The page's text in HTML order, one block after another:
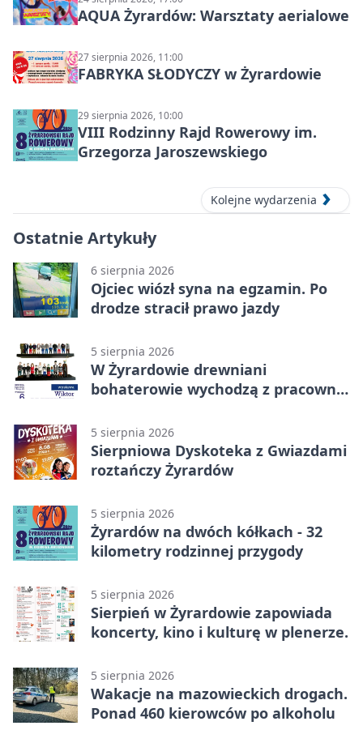
AQUA Żyrardów: Warsztaty aerialowe
27 sierpnia 2026, 11:00
FABRYKA SŁODYCZY w Żyrardowie
29 sierpnia 2026, 10:00
VIII Rodzinny Rajd Rowerowy im.
Grzegorza Jaroszewskiego
Kolejne wydarzenia
Ostatnie Artykuły
6 sierpnia 2026
Ojciec wiózł syna na egzamin. Po
drodze stracił prawo jazdy
5 sierpnia 2026
W Żyrardowie drewniani
bohaterowie wychodzą z pracowni
5 sierpnia 2026
Sierpniowa Dyskoteka z Gwiazdami
roztańczy Żyrardów
5 sierpnia 2026
Żyrardów na dwóch kółkach - 32
kilometry rodzinnej przygody
5 sierpnia 2026
Sierpień w Żyrardowie zapowiada
koncerty, kino i kulturę w plenerze.
5 sierpnia 2026
Wakacje na mazowieckich drogach.
Ponad 460 kierowców po alkoholu